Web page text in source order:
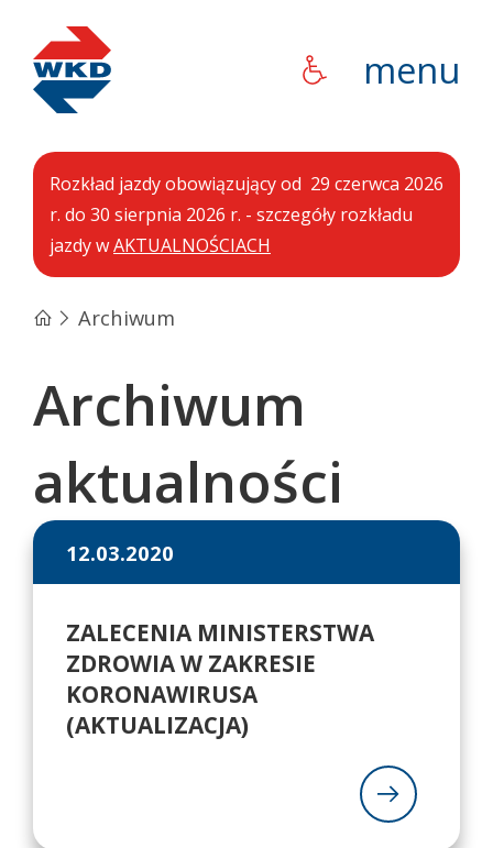
WKD
menu
Rozkład jazdy obowiązujący od 29 czerwca 2026
r. do 30 sierpnia 2026 r. - szczegóły rozkładu
jazdy wAKTUALNOŚCIACH
Archiwum
Archiwum
aktualności
12.03.2020
ZALECENIA MINISTERSTWA
ZDROWIA W ZAKRESIE
KORONAWIRUSA
(AKTUALIZACJA)